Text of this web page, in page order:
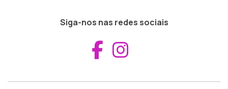
Siga-nos nas redes sociais
Aceder ao